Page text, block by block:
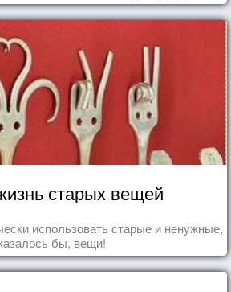
старых вещей
использовать старые и ненужные,
бы, вещи!